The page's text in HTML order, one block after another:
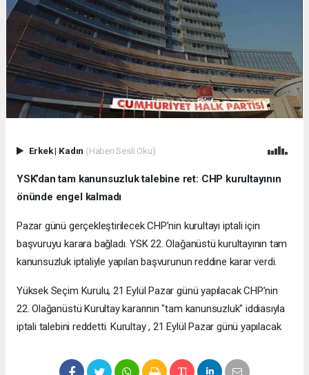
Erkek| Kadın (Haberi Sesli Oku)
YSK’dan tam kanunsuzluk talebine ret: CHP kurultayının
önünde engel kalmadı
Pazar günü gerçekleştirilecek CHP’nin kurultayı iptali için
başvuruyu karara bağladı. YSK 22. Olağanüstü kurultayının tam
kanunsuzluk iptaliyle yapılan başvurunun reddine karar verdi.
Yüksek Seçim Kurulu, 21 Eylül Pazar günü yapılacak CHP’nin
22. Olağanüstü Kurultay kararının "tam kanunsuzluk" iddiasıyla
iptali talebini reddetti. Kurultay , 21 Eylül Pazar günü yapılacak